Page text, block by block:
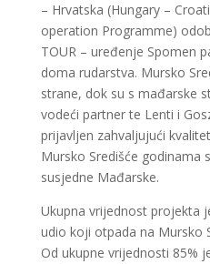
– Hrvatska (Hungary –
operation Programme)
TOUR – uređenje Spomen
doma rudarstva. Mursko
strane, dok su s mađarske
vodeći partner te Lenti i
prijavljen zahvaljujući
Mursko Središće godinama
susjedne Mađarske.
Ukupna vrijednost projekta
udio koji otpada na Mursko
Od ukupne vrijednosti 85%